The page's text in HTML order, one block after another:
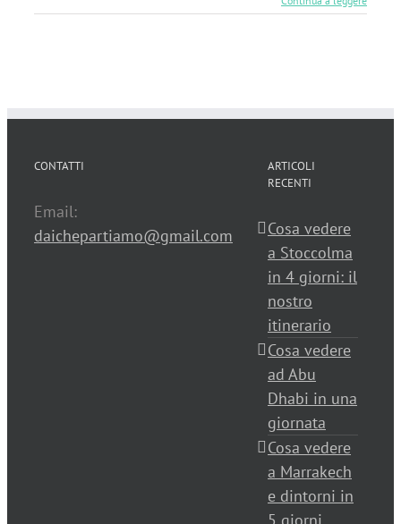
CONTATTI
Email:
daichepartiamo@gmail.com
ARTICOLI
RECENTI
Cosa vedere
a Stoccolma
in 4 giorni: il
nostro
itinerario
Cosa vedere
ad Abu
Dhabi in una
giornata
Cosa vedere
a Marrakech
e dintorni in